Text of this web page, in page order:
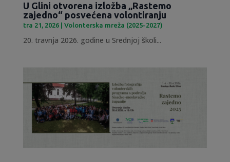
U Glini otvorena izložba „Rastemo
zajedno“ posvećena volontiranju
tra 21, 2026| Volonterska mreža (2025-2027)
20. travnja 2026. godine u Srednjoj školi...